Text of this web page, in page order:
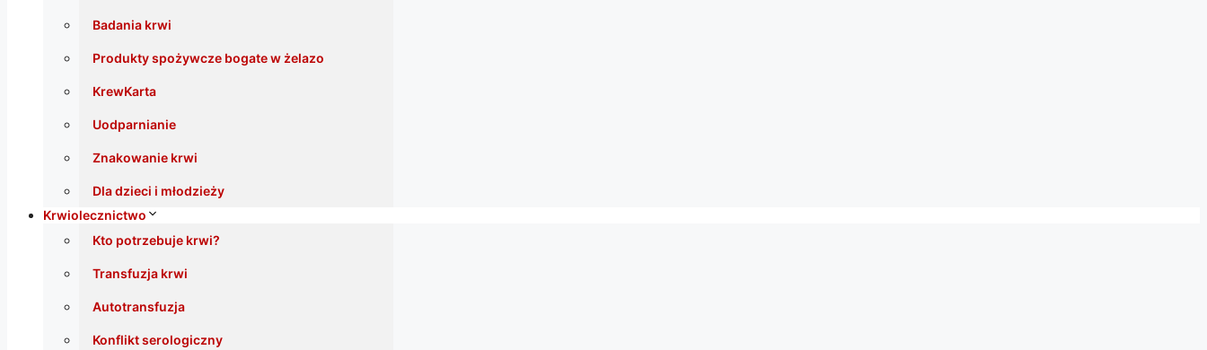
Badania krwi
Produkty spożywcze bogate w żelazo
KrewKarta
Uodparnianie
Znakowanie krwi
Dla dzieci i młodzieży
Krwiolecznictwo
Kto potrzebuje krwi?
Transfuzja krwi
Autotransfuzja
Konflikt serologiczny